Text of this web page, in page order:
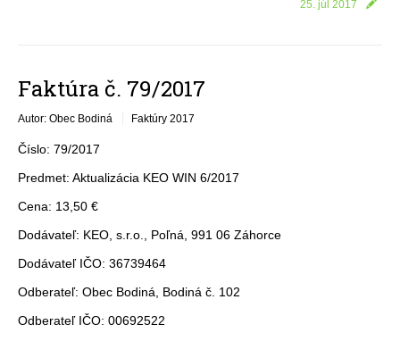
25. júl 2017
Faktúra č. 79/2017
Autor: Obec Bodiná Faktúry 2017
Číslo: 79/2017
Predmet: Aktualizácia KEO WIN 6/2017
Cena: 13,50 €
Dodávateľ: KEO, s.r.o., Poľná, 991 06 Záhorce
Dodávateľ IČO: 36739464
Odberateľ: Obec Bodiná, Bodiná č. 102
Odberateľ IČO: 00692522